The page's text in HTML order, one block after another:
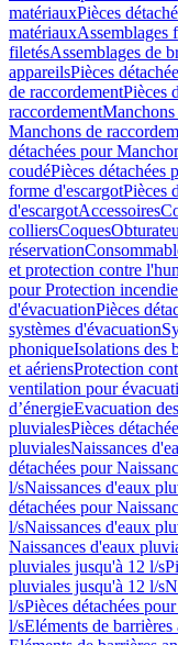
matériauxPièces
matériauxAssemblages
filetésAssemblages de
appareilsPièces
de raccordementPièces
raccordementManchons
Manchons de
détachées pour
coudéPièces détachées
forme d'escargotPièces
d'escargotAccessoires
colliersCoques
réservation
et protection contre
pour Protection incendie
d'évacuationPièces
systèmes d'évacuation
phoniqueIsolations des
et aériensProtection
ventilation pour
d’énergieEvacuation
pluvialesPièces
pluvialesNaissances
détachées pour
l/sNaissances d'eaux
détachées pour
l/sNaissances d'eaux
Naissances d'eaux
pluviales jusqu'à 12 l/s
pluviales jusqu'à 12 l/s
l/sPièces détachées
l/sEléments de